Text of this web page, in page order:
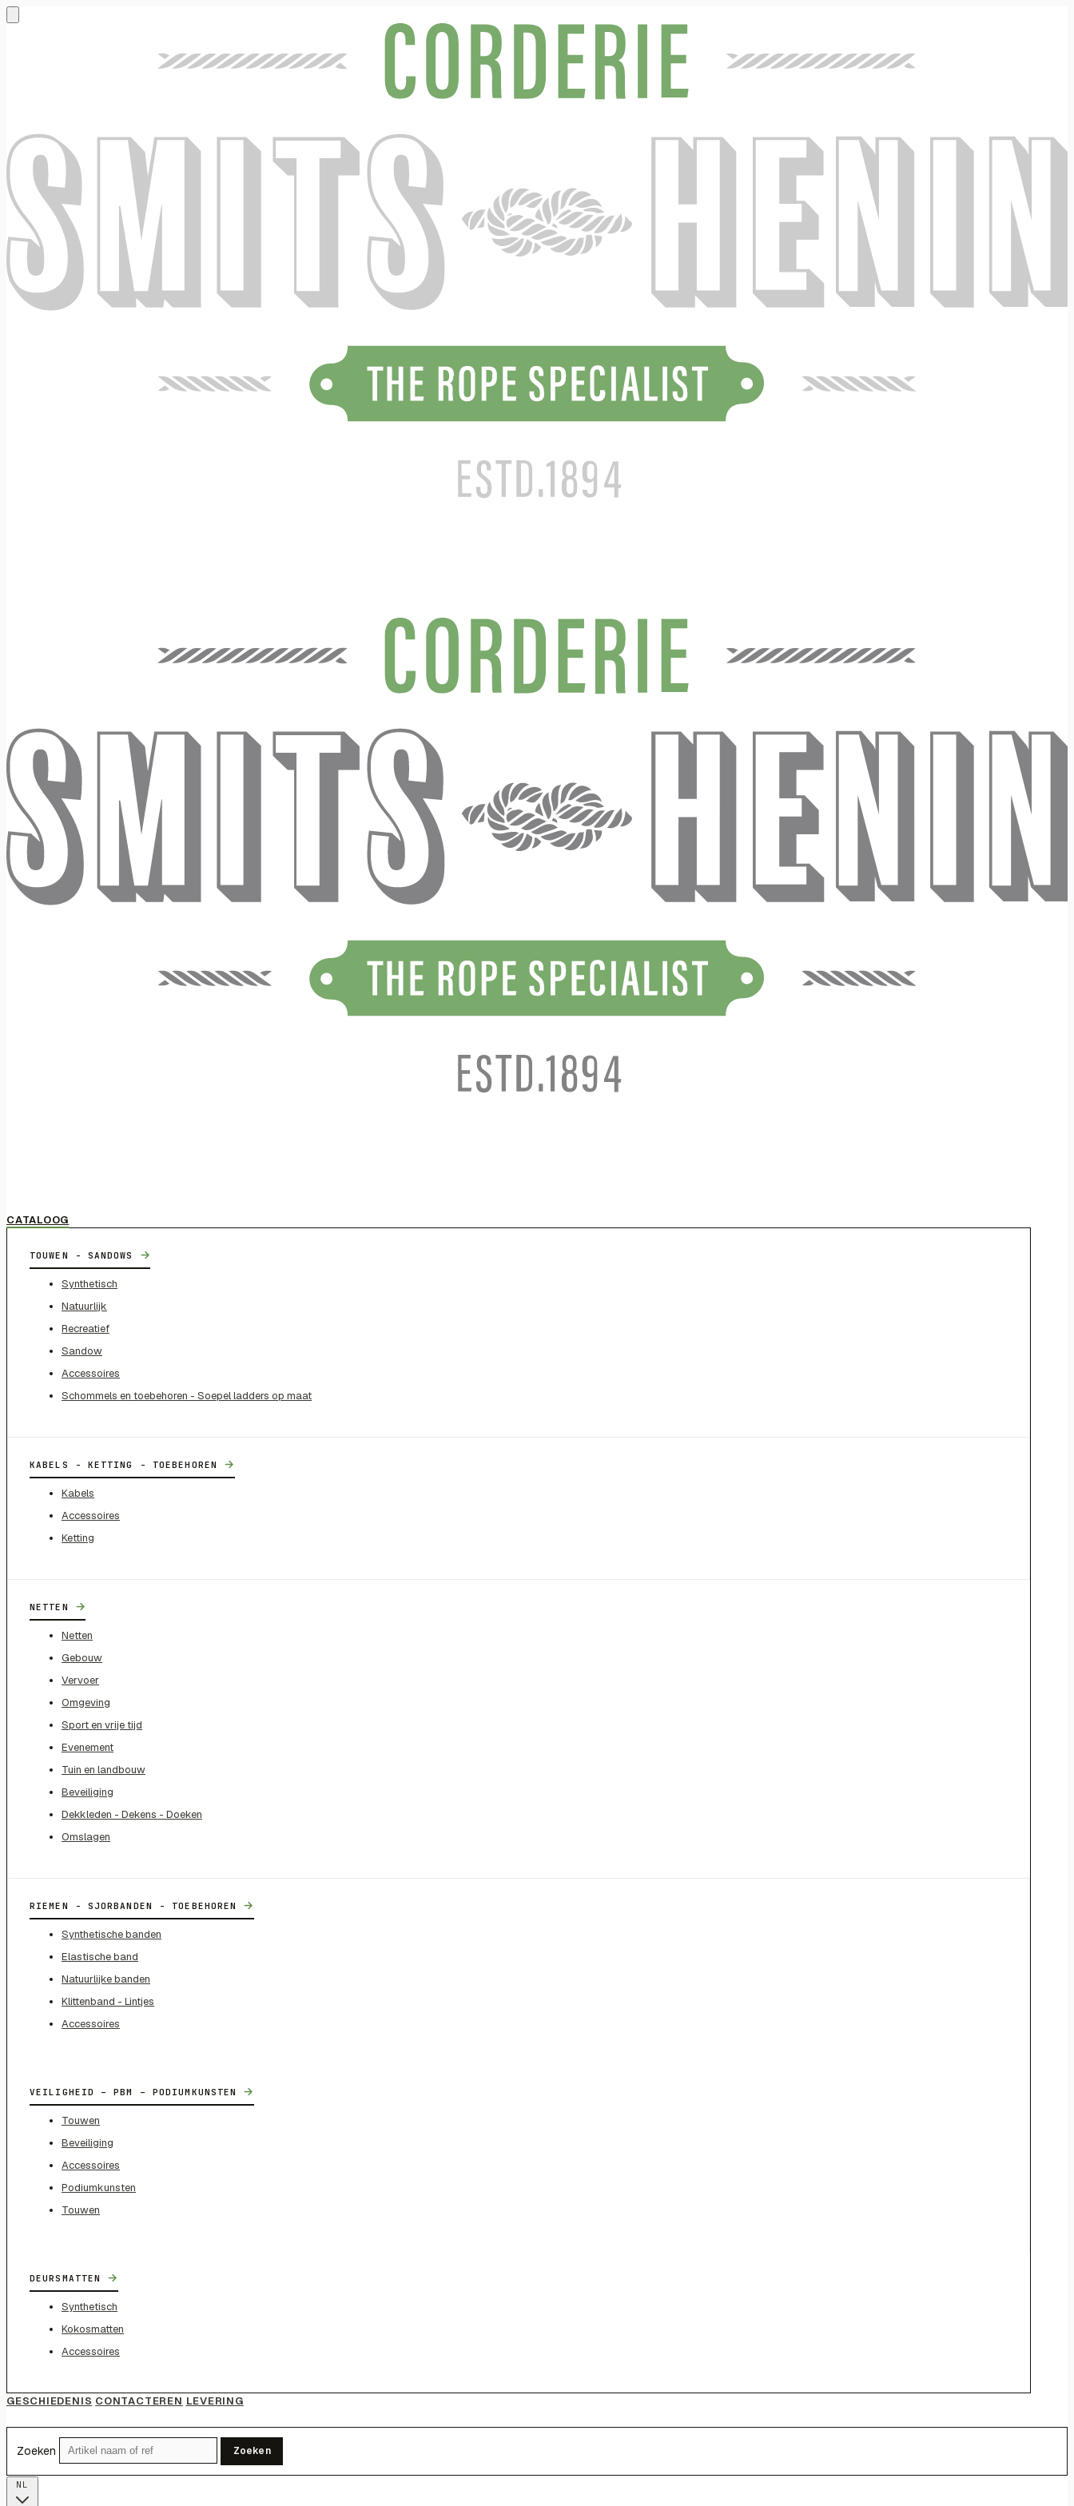
CATALOOG
TOUWEN - SANDOWS →
Synthetisch
Natuurlijk
Recreatief
Sandow
Accessoires
Schommels en toebehoren - Soepel ladders op maat
KABELS - KETTING - TOEBEHOREN →
Kabels
Accessoires
Ketting
NETTEN →
Netten
Gebouw
Vervoer
Omgeving
Sport en vrije tijd
Evenement
Tuin en landbouw
Beveiliging
Dekkleden - Dekens - Doeken
Omslagen
RIEMEN - SJORBANDEN - TOEBEHOREN →
Synthetische banden
Elastische band
Natuurlijke banden
Klittenband - Lintjes
Accessoires
VEILIGHEID – PBM – PODIUMKUNSTEN →
Touwen
Beveiliging
Accessoires
Podiumkunsten
Touwen
DEURSMATTEN →
Synthetisch
Kokosmatten
Accessoires
GESCHIEDENIS CONTACTEREN LEVERING
Zoeken Zoeken